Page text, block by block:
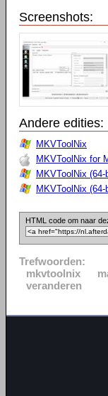
Screenshots:
Andere edities:
MKVToolNix
MKVToolNix for
MKVToolNix (64-
MKVToolNix
HTML code om naar
Trefwoorden:
mkvtoolnix
veranderen